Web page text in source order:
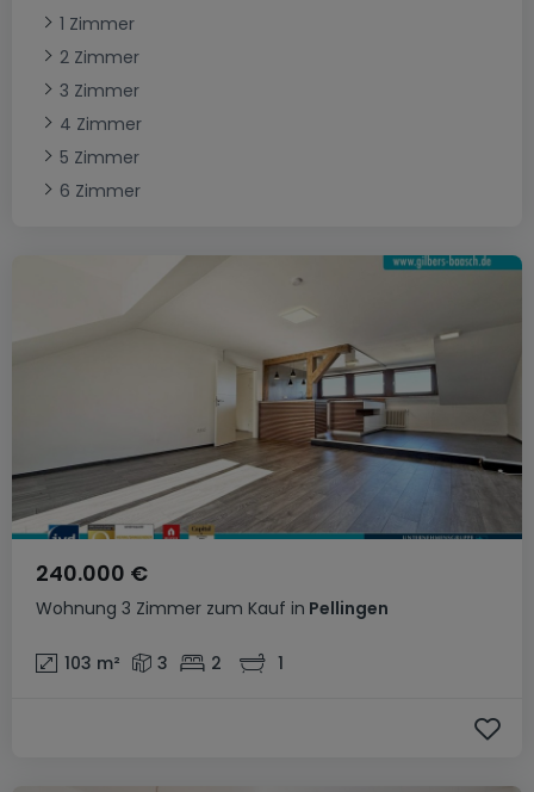
1 Zimmer
2 Zimmer
3 Zimmer
4 Zimmer
5 Zimmer
6 Zimmer
Wohnung 3 Zimmer zum Kauf in Pellingen
240.000 €
103 m² 3 2 1